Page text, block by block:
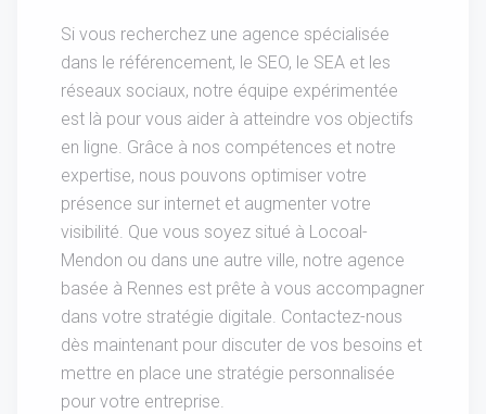
Si vous recherchez une agence spécialisée
dans le référencement, le SEO, le SEA et les
réseaux sociaux, notre équipe expérimentée
est là pour vous aider à atteindre vos objectifs
en ligne. Grâce à nos compétences et notre
expertise, nous pouvons optimiser votre
présence sur internet et augmenter votre
visibilité. Que vous soyez situé à Locoal-
Mendon ou dans une autre ville, notre agence
basée à Rennes est prête à vous accompagner
dans votre stratégie digitale. Contactez-nous
dès maintenant pour discuter de vos besoins et
mettre en place une stratégie personnalisée
pour votre entreprise.